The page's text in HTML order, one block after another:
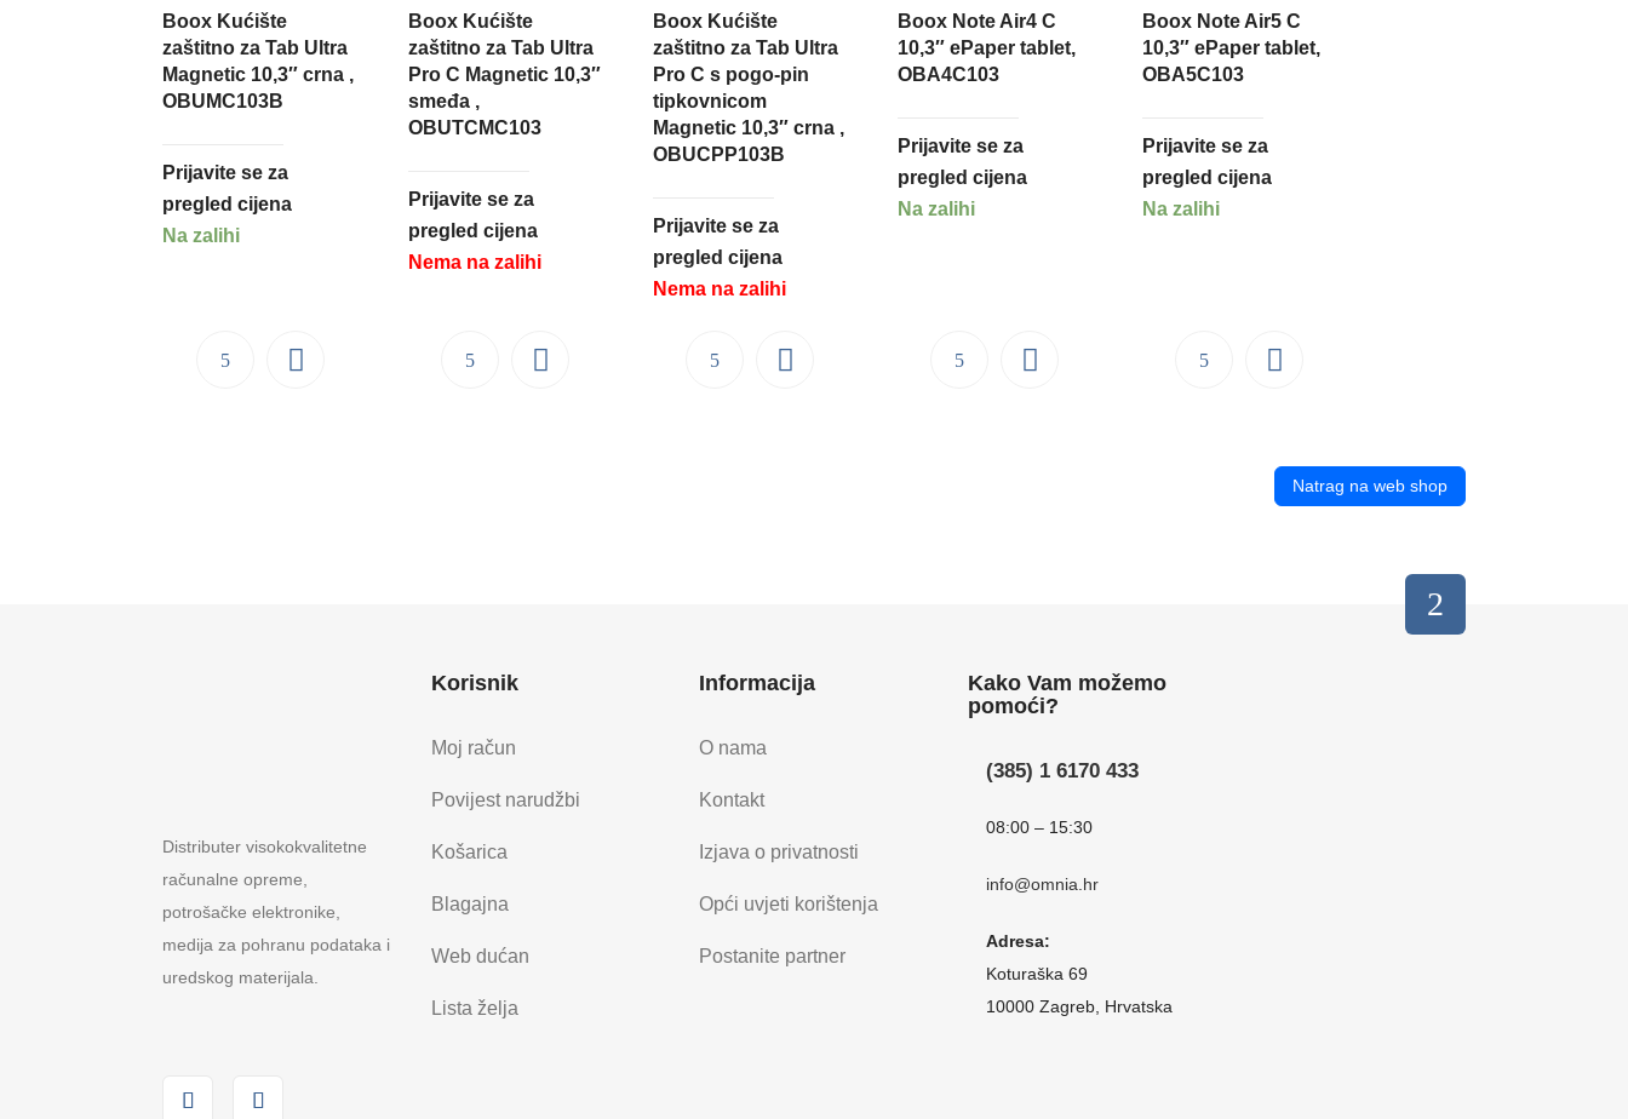
Boox Kućište
zaštitno za Tab Ultra
Magnetic 10,3″ crna ,
OBUMC103B
Prijavite se za
pregled cijena
Na zalihi
Boox Kućište
zaštitno za Tab Ultra
Pro C Magnetic 10,3″
smeđa ,
OBUTCMC103
Prijavite se za
pregled cijena
Nema na zalihi
Boox Kućište
zaštitno za Tab Ultra
Pro C s pogo-pin
tipkovnicom
Magnetic 10,3″ crna ,
OBUCPP103B
Prijavite se za
pregled cijena
Nema na zalihi
Boox Note Air4 C
10,3″ ePaper tablet,
OBA4C103
Prijavite se za
pregled cijena
Na zalihi
Boox Note Air5 C
10,3″ ePaper tablet,
OBA5C103
Prijavite se za
pregled cijena
Na zalihi
Natrag na web shop
Distributer visokokvalitetne
računalne opreme,
potrošačke elektronike,
medija za pohranu podataka i
uredskog materijala.
Korisnik
Moj račun
Povijest narudžbi
Košarica
Blagajna
Web dućan
Lista želja
Informacija
O nama
Kontakt
Izjava o privatnosti
Opći uvjeti korištenja
Postanite partner
Kako Vam možemo
pomoći?
(385) 1 6170 433
08:00 – 15:30
info@omnia.hr
Adresa:
Koturaška 69
10000 Zagreb, Hrvatska